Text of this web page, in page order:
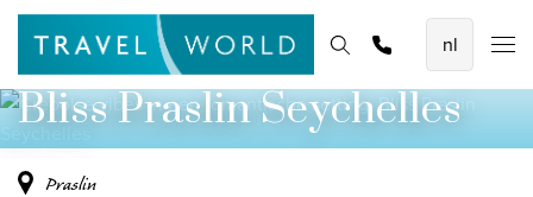
De mooiste vliegvakanties
Baoase Luxury Resort Curaçao
Lux* Grand Baie Resort Mauritius
Homepage Bestemmingen Thema's Promoties
Offerte aanvragen
Creoolse vibes in een romantische setting.
Bliss Praslin Seychelles
Praslin